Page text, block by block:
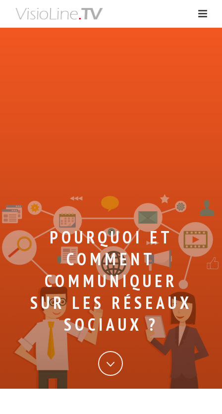
POURQUOI ET
COMMENT
COMMUNIQUER
SUR LES RÉSEAUX
SOCIAUX ?